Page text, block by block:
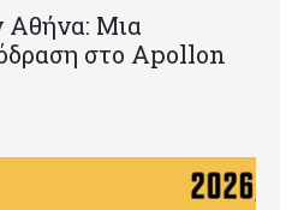
Αθήνα: Μια
στο Apollon